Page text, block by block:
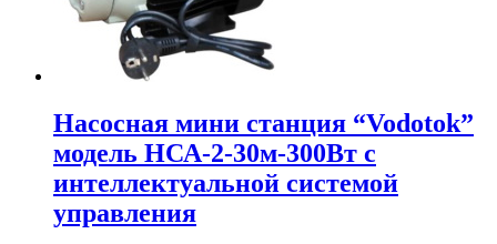
Насосная мини станция “Vodotok”
модель НСА-2-30м-300Вт с
интеллектуальной системой
управления